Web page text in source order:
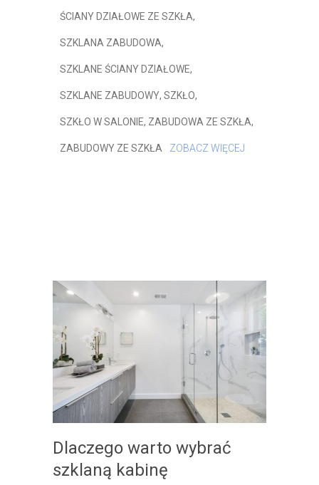
ŚCIANY DZIAŁOWE ZE SZKŁA,
SZKLANA ZABUDOWA,
SZKLANE ŚCIANY DZIAŁOWE,
SZKLANE ZABUDOWY, SZKŁO,
SZKŁO W SALONIE, ZABUDOWA ZE SZKŁA,
ZABUDOWY ZE SZKŁA ZOBACZ WIĘCEJ
Dlaczego warto wybrać
szklaną kabinę